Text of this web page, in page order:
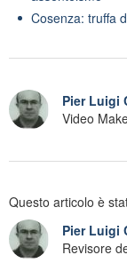
Cosenza: truffa
Pier Luigi
Video
Questo articolo è
Pier Luigi
Revisore